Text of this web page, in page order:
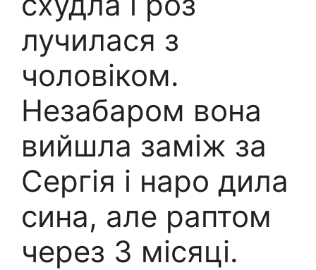
лучилася з
чоловіком.
Незабаром вона
вийшла заміж за
Сергія і наро дила
сина, але раптом
через 3 місяці.